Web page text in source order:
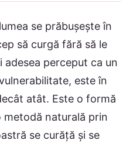
se prăbușește în
să curgă fără să le
adesea perceput ca un
este în
atât. Este o formă
metodă naturală prin
se curăță și se